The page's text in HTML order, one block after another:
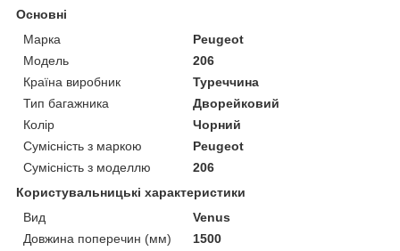
Основні
Марка
Peugeot
Модель
206
Країна виробник
Туреччина
Тип багажника
Дворейковий
Колір
Чорний
Сумісність з маркою
Peugeot
Сумісність з моделлю
206
Користувальницькі характеристики
Вид
Venus
Довжина поперечин (мм)
1500